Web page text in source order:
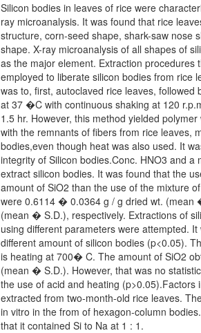
Silicon bodies in leaves of rice were
ray microanalysis. It was found that rice
structure, corn-seed shape, shark-saw nose
shape. X-ray microanalysis of all shapes of
as the major element. Extraction
employed to liberate silicon bodies from rice
was to, first, autoclaved rice leaves,
at 37 �C with continuous shaking at 120
1.5 hr. However, this method yielded
with the remnants of fibers from rice leaves,
bodies,even though heat was also used. It
integrity of Silicon bodies.Conc. HNO3 and
extract silicon bodies. It was found that the
amount of SiO2 than the use of the mixture
were 0.6114 � 0.0364 g / g dried wt.
(mean � S.D.), respectively. Extractions of
using different parameters were attempted.
different amount of silicon bodies (p<0.05).
is heating at 700� C. The amount of SiO2
(mean � S.D.). However, that was no
the use of acid and heating
extracted from two-month-old rice leaves.
in vitro in the from of hexagon-column
that it contained Si to Na at 1 : 1.